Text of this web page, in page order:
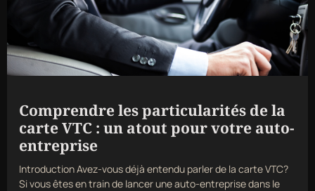
Comprendre les particularités de la
carte VTC : un atout pour votre auto-
entreprise
Introduction Avez-vous déjà entendu parler de la carte VTC?
Si vous êtes en train de lancer une auto-entreprise dans le